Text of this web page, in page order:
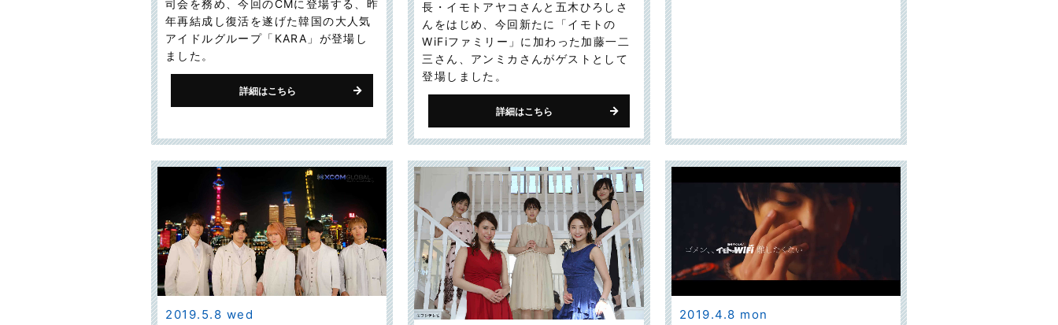
司会を務め、今回のCMに登場する、昨
年再結成し復活を遂げた韓国の大人気
アイドルグループ「KARA」が登場し
ました。
詳細はこちら
長・イモトアヤコさんと五木ひろしさ
んをはじめ、今回新たに「イモトの
WiFiファミリー」に加わった加藤一二
三さん、アンミカさんがゲストとして
登場しました。
詳細はこちら
2019.5.8 wed 2019.4.8 mon